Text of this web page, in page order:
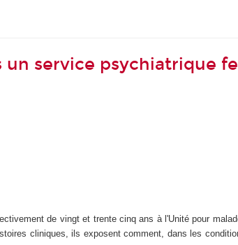
un service psychiatrique
de vingt et trente cinq ans à l'Unité pour
cliniques, ils exposent comment, dans les